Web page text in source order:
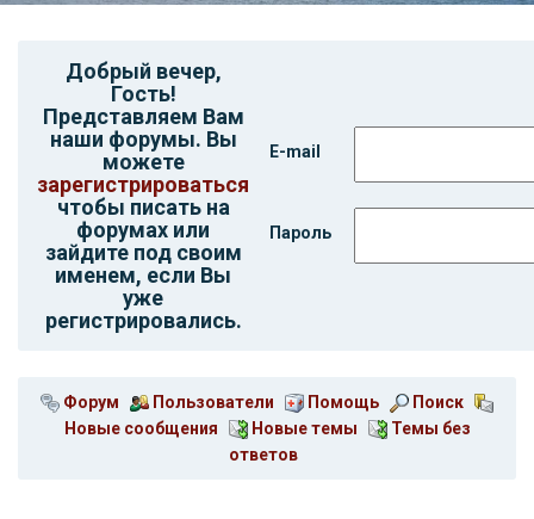
Добрый вечер,
Гость!
Представляем Вам
наши форумы. Вы
можете
зарегистрироваться
чтобы писать на
форумах или
зайдите под своим
именем, если Вы
уже
регистрировались.
E-mail
Пароль
Форум Пользователи Помощь
Поиск
Новые сообщения
Новые темы
Темы без
ответов